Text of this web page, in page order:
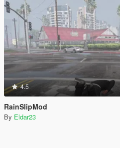
4.5
RainSlipMod
By Eldar23